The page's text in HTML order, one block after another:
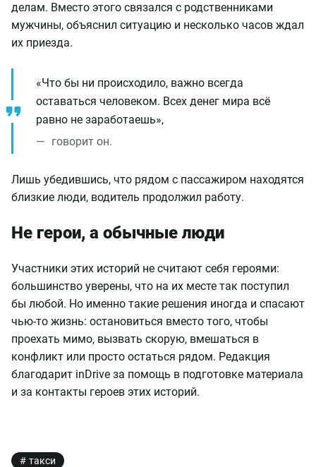
делам. Вместо этого связался с родственниками
мужчины, объяснил ситуацию и несколько часов ждал
их приезда.
«Что бы ни происходило, важно всегда
оставаться человеком. Всех денег мира всё
равно не заработаешь»,
говорит он.
Лишь убедившись, что рядом с пассажиром находятся
близкие люди, водитель продолжил работу.
Не герои, а обычные люди
Участники этих историй не считают себя героями:
большинство уверены, что на их месте так поступил
бы любой. Но именно такие решения иногда и спасают
чью-то жизнь: остановиться вместо того, чтобы
проехать мимо, вызвать скорую, вмешаться в
конфликт или просто остаться рядом. Редакция
благодарит inDrive за помощь в подготовке материала
и за контакты героев этих историй.
такси